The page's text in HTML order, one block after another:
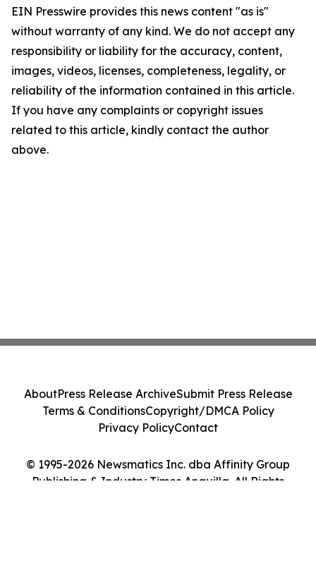
EIN Presswire provides this news content "as is"
without warranty of any kind. We do not accept any
responsibility or liability for the accuracy, content,
images, videos, licenses, completeness, legality, or
reliability of the information contained in this article.
If you have any complaints or copyright issues
related to this article, kindly contact the author
above.
© 1995-2026 Newsmatics Inc. dba Affinity Group
Publishing & Industry Times Anguilla. All Rights
AboutPress Release ArchiveSubmit Press Release
Terms & ConditionsCopyright/DMCA Policy
Privacy PolicyContact